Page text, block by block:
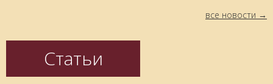
все новости
Статьи